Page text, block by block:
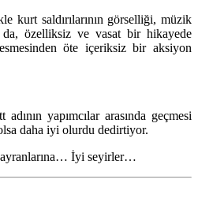
kurt saldırılarının görselliği, müzik
da, özelliksiz ve vasat bir hikayede
öte içeriksiz bir aksiyon
yapımcılar arasında geçmesi
daha iyi olurdu dedirtiyor.
İyi seyirler…